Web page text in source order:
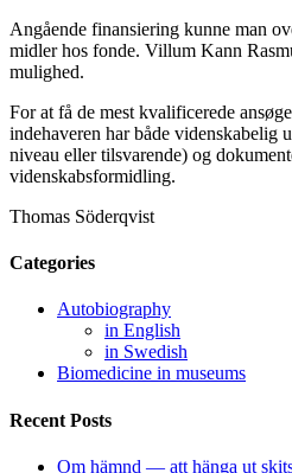
Angående finansiering kunne man
midler hos fonde. Villum Kann
mulighed.
For at få de mest kvalificerede
indehaveren har både videnskabelig
niveau eller tilsvarende) og
videnskabsformidling.
Thomas Söderqvist
Categories
Autobiography
in English
in Swedish
Biomedicine in museums
Recent Posts
Om hämnd — att hänga ut